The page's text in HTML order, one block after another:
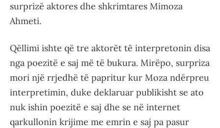
surprizë aktores dhe shkrimtares Mimoza
Ahmeti.
Qëllimi ishte që tre aktorët të interpretonin disa
nga poezitë e saj më të bukura. Mirëpo, surpriza
mori një rrjedhë të papritur kur Moza ndërpreu
interpretimin, duke deklaruar publikisht se ato
nuk ishin poezitë e saj dhe se në internet
qarkullonin krijime me emrin e saj pa pasur